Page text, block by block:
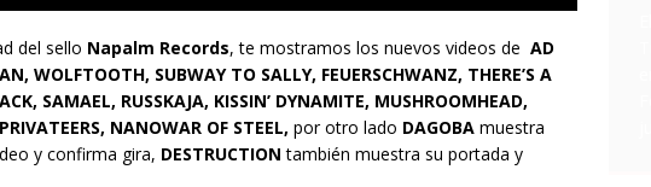
del sello Napalm Records, te mostramos los nuevos videos de AD
WOLFTOOTH, SUBWAY TO SALLY, FEUERSCHWANZ, THERE’S A
SAMAEL, RUSSKAJA, KISSIN’ DYNAMITE, MUSHROOMHEAD,
NANOWAR OF STEEL, por otro lado DAGOBA muestra
y confirma gira, DESTRUCTIONtambién muestra su portada y